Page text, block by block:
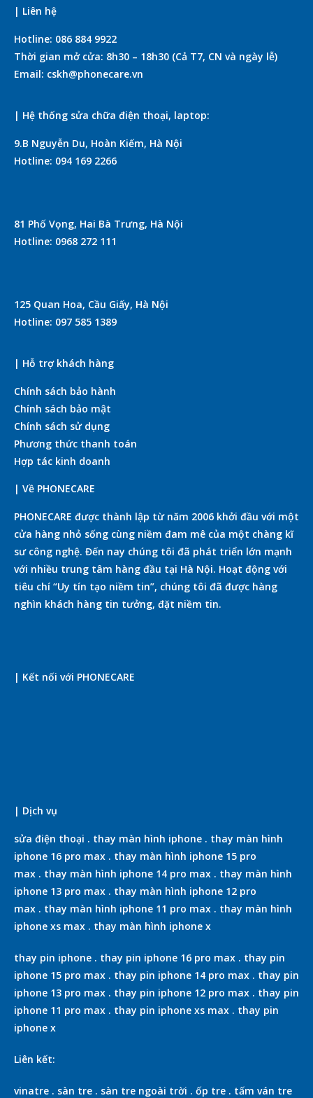
| Liên hệ
Hotline: 086 884 9922
Thời gian mở cửa: 8h30 – 18h30 (Cả T7, CN và ngày lễ)
Email: cskh@phonecare.vn
| Hệ thống sửa chữa điện thoại, laptop:
9.B Nguyễn Du, Hoàn Kiếm, Hà Nội
Hotline: 094 169 2266
81 Phố Vọng, Hai Bà Trưng, Hà Nội
Hotline: 0968 272 111
125 Quan Hoa, Cầu Giấy, Hà Nội
Hotline: 097 585 1389
| Hỗ trợ khách hàng
Chính sách bảo hành
Chính sách bảo mật
Chính sách sử dụng
Phương thức thanh toán
Hợp tác kinh doanh
| Về PHONECARE
PHONECARE được thành lập từ năm 2006 khởi đầu với một
cửa hàng nhỏ sống cùng niềm đam mê của một chàng kĩ
sư công nghệ. Đến nay chúng tôi đã phát triển lớn mạnh
với nhiều trung tâm hàng đầu tại Hà Nội. Hoạt động với
tiêu chí “Uy tín tạo niềm tin”, chúng tôi đã được hàng
nghìn khách hàng tin tưởng, đặt niềm tin.
| Kết nối với PHONECARE
| Dịch vụ
sửa điện thoại . thay màn hình iphone . thay màn hình
iphone 16 pro max . thay màn hình iphone 15 pro
max . thay màn hình iphone 14 pro max . thay màn hình
iphone 13 pro max . thay màn hình iphone 12 pro
max . thay màn hình iphone 11 pro max . thay màn hình
iphone xs max . thay màn hình iphone x
thay pin iphone . thay pin iphone 16 pro max . thay pin
iphone 15 pro max . thay pin iphone 14 pro max . thay pin
iphone 13 pro max . thay pin iphone 12 pro max . thay pin
iphone 11 pro max . thay pin iphone xs max . thay pin
iphone x
Liên kết:
vinatre . sàn tre . sàn tre ngoài trời . ốp tre . tấm ván tre